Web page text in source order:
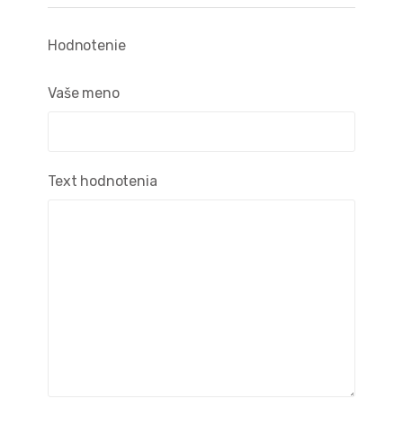
Hodnotenie
Text hodnotenia
Vaše meno